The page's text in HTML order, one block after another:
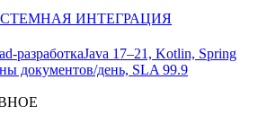
ИНТЕГРАЦИЯ
разработкаJava 17–21, Kotlin, Spring
документов/день, SLA 99.9